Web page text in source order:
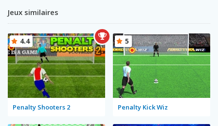
Jeux similaires
Penalty Shooters 2
4.4
Penalty Kick Wiz
5